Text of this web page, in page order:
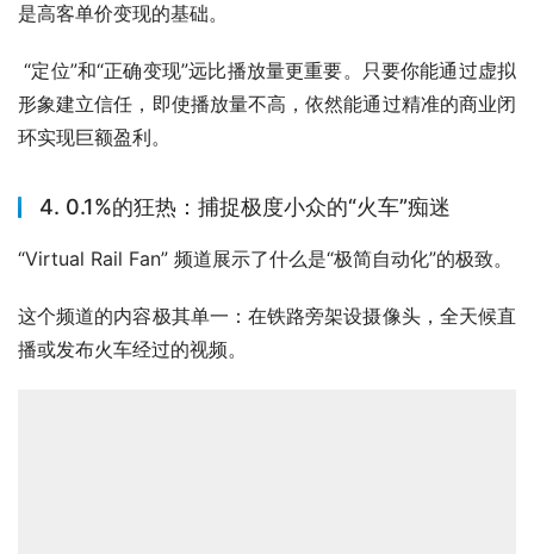
是高客单价变现的基础。
“定位”和“正确变现”远比播放量更重要。只要你能通过虚拟
形象建立信任，即使播放量不高，依然能通过精准的商业闭
环实现巨额盈利。
4. 0.1%的狂热：捕捉极度小众的“火车”痴迷
“Virtual Rail Fan” 频道展示了什么是“极简自动化”的极致。
这个频道的内容极其单一：在铁路旁架设摄像头，全天候直
播或发布火车经过的视频。